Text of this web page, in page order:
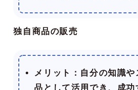
独自商品の販売
メリット
：自分の知識
品として活用でき、成功